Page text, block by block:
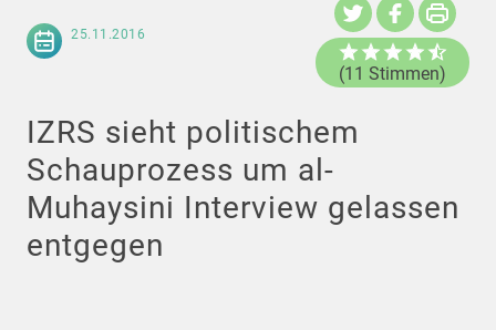
25.11.2016
(11 Stimmen)
IZRS sieht politischem
Schauprozess um al-
Muhaysini Interview gelassen
entgegen